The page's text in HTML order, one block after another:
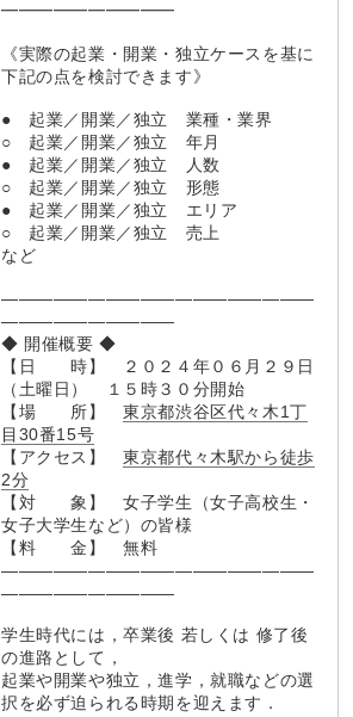
━━━━━━━━━━
《実際の起業・開業・独立ケースを基に
下記の点を検討できます》
● 起業／開業／独立 業種・業界
○ 起業／開業／独立 年月
● 起業／開業／独立 人数
○ 起業／開業／独立 形態
● 起業／開業／独立 エリア
○ 起業／開業／独立 売上
など
――――――――――――――――――
――――――――――
◆ 開催概要 ◆
【日 時】 ２０２４年０６月２９日
（土曜日） １５時３０分開始
【場 所】東京都渋谷区代々木1丁
目30番15号
【アクセス】東京都代々木駅から徒歩
2分
【対 象】 女子学生（女子高校生・
女子大学生など）の皆様
【料 金】 無料
――――――――――――――――――
――――――――――
学生時代には，卒業後 若しくは 修了後
の進路として，
起業や開業や独立，進学，就職などの選
択を必ず迫られる時期を迎えます．